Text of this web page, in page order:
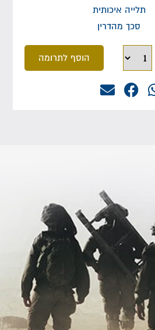
תלייה איכותית
סכך מהדרין
הוסף לתרומה